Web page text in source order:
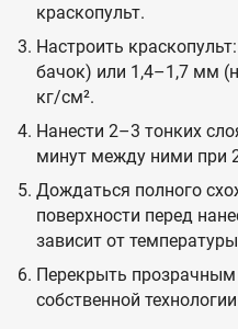
краскопульт.
Настроить
бачок) или 1,4–1,7 мм
кг/см².
Нанести 2–3 тонких
минут между ними при
Дождаться полного
поверхности перед
зависит от
Перекрыть
собственной